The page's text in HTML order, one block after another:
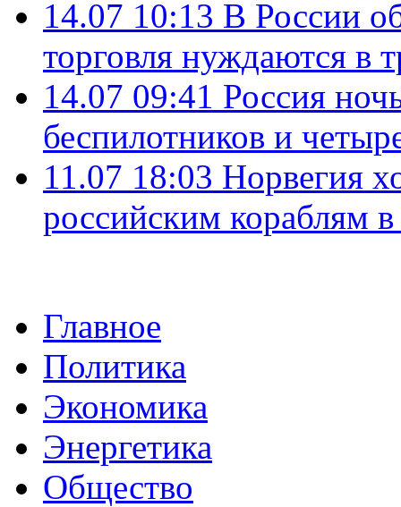
14.07 10:13 В России
торговля нуждаются в
14.07 09:41 Россия
беспилотников и
11.07 18:03 Норвегия
российским кораблям
Главное
Политика
Экономика
Энергетика
Общество